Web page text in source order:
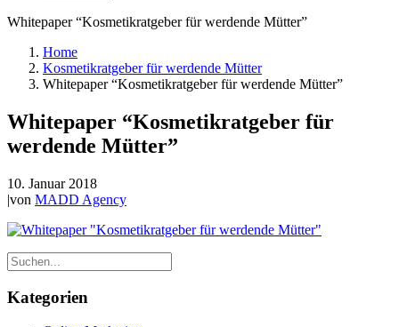
Whitepaper “Kosmetikratgeber für werdende Mütter”
Home
Kosmetikratgeber für werdende Mütter
Whitepaper “Kosmetikratgeber für werdende Mütter”
Whitepaper “Kosmetikratgeber für
werdende Mütter”
10. Januar 2018
|von MADD Agency
Kategorien